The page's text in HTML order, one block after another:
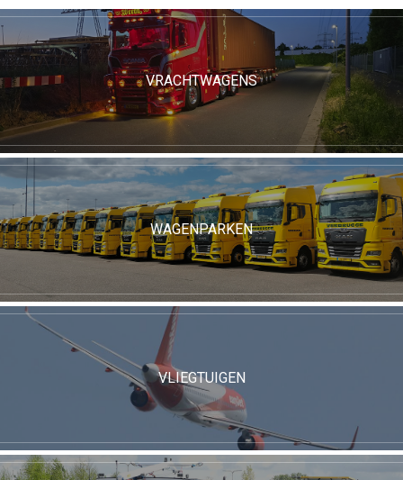
VRACHTWAGENS
WAGENPARKEN
VLIEGTUIGEN